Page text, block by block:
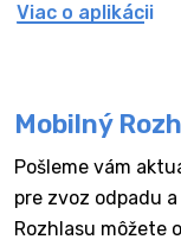
Viac o aplikácii
Mobilný
Pošleme vám
pre zvoz odpadu
Rozhlasu môžete